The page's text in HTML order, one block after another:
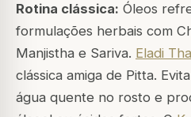
Rotina clássica: Óleos
formulações herbais com
Manjistha e Sariva. Eladi
clássica amiga de Pitta.
água quente no rosto e